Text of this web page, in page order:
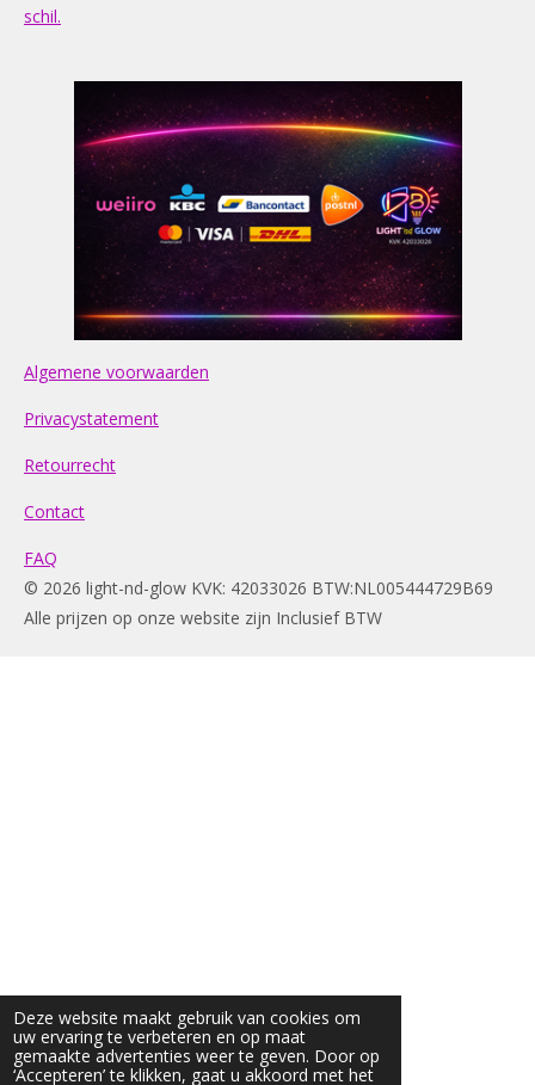
Deze website maakt gebruik van cookies om
uw ervaring te verbeteren en op maat
gemaakte advertenties weer te geven. Door op
‘Accepteren’ te klikken, gaat u akkoord met het
schil.
Algemene voorwaarden
Privacystatement
Retourrecht
Contact
FAQ
© 2026 light-nd-glow KVK: 42033026 BTW:NL005444729B69
Alle prijzen op onze website zijn Inclusief BTW